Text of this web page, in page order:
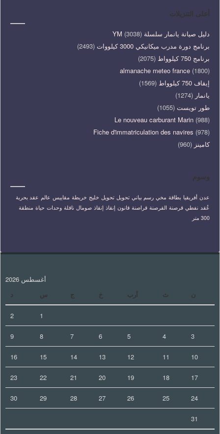
أعلى التنزيلات
دليل صيانة يانمار سلسلة YM (3038)
برنامج دورة مدرب ميكانيكي 3000 كيلووات
(2493)
برنامج 750 كيلوواط
(2075)
almanache meteo france (1800)
إيقاف 750 كيلوواط
(1569)
يانمار (1274)
طور تويست (1055)
Le nouveau carburant Marin (988)
Fiche d'immatriculation des navires (978)
كامينز (960)
وسوم
عدن أفريقيا بطاقة مخي رسم بياني تحويل تحويل خليج خريطة مقاييس عالم عقد بحرية
عُقد نفطي قرصنة القرصنة قراصنة قانون إنقاذ إنقاذ صومال ناقلة وحدات حياة منطقة
300 متر
أغسطس 2026
ن
ث أرب خ ج س د
1
2
3
4
5
6
7
8
9
10
11
12
13
14
15
16
17
18
19
20
21
22
23
24
25
26
27
28
29
30
31